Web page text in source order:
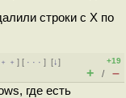
строки с Х по
] [ · · ·][↓]
+19
+ / –
где есть